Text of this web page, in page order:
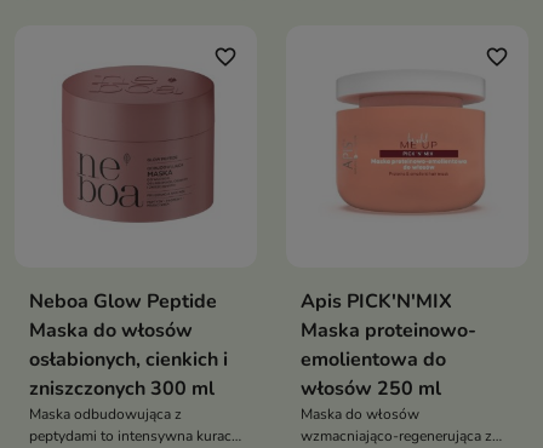
favorite_border
Neboa Glow Peptide
Maska do włosów
osłabionych, cienkich i
zniszczonych 300 ml
Maska odbudowująca z
peptydami to intensywna kuracja
favorite_border
Apis PICK'N'MIX
Maska proteinowo-
emolientowa do
włosów 250 ml
Maska do włosów
wzmacniająco-regenerująca z